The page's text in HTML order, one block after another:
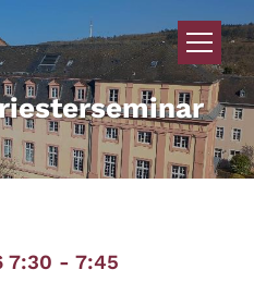
7:30 - 7:45